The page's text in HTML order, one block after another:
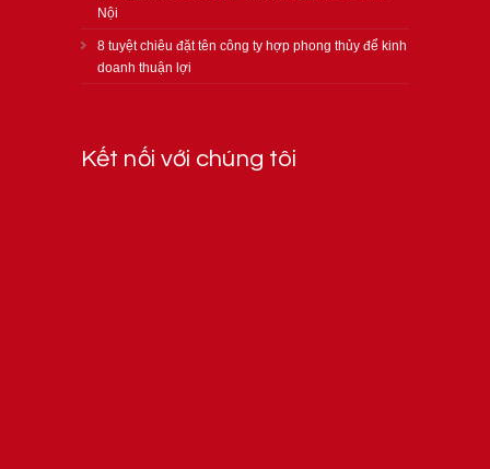
Nội
8 tuyệt chiêu đặt tên công ty hợp phong thủy để kinh
doanh thuận lợi
Kết nối với chúng tôi